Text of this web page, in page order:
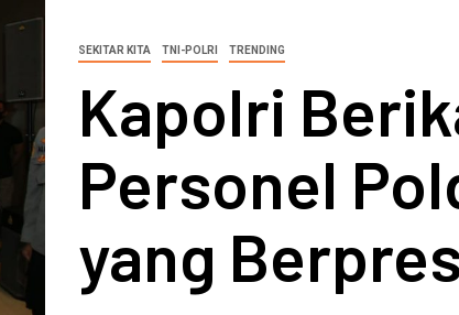
SEKITAR KITA TNI-POLRI TRENDING
Kapolri
Personel
yang